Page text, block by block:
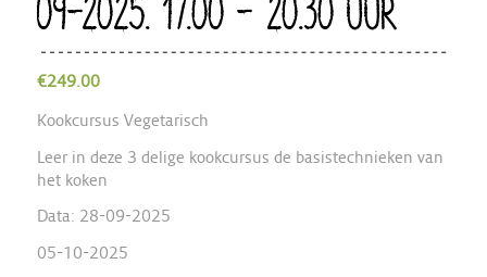
09-2025. 17.00 – 20.30 UUR
€249.00
Kookcursus Vegetarisch
Leer in deze 3 delige kookcursus de basistechnieken van
het koken
Data: 28-09-2025
05-10-2025